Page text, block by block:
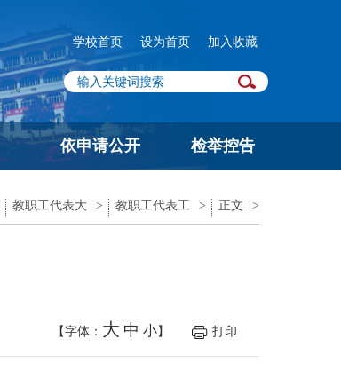
学校首页 设为首页 加入收藏
依申请公开 检举控告
教职工代表大 > 教职工代表工 > 正文 >
【字体： 大 中 小】 打印